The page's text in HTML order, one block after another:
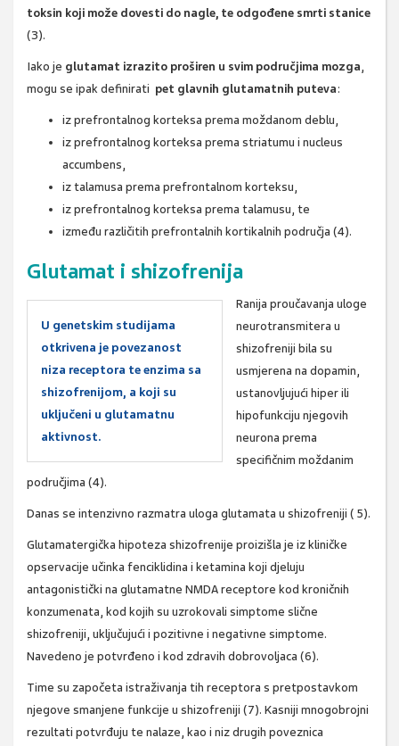
toksin koji može dovesti do nagle, te odgođene smrti stanice
(3).
Iako je glutamat izrazito proširen u svim područjima mozga,
mogu se ipak definirati pet glavnih glutamatnih puteva:
iz prefrontalnog korteksa prema moždanom deblu,
iz prefrontalnog korteksa prema striatumu i nucleus
accumbens,
iz talamusa prema prefrontalnom korteksu,
iz prefrontalnog korteksa prema talamusu, te
između različitih prefrontalnih kortikalnih područja (4).
Glutamat i shizofrenija
U genetskim studijama
otkrivena je povezanost
niza receptora te enzima sa
shizofrenijom, a koji su
uključeni u glutamatnu
aktivnost.
Ranija proučavanja uloge
neurotransmitera u
shizofreniji bila su
usmjerena na dopamin,
ustanovljujući hiper ili
hipofunkciju njegovih
neurona prema
specifičnim moždanim
područjima (4).
Danas se intenzivno razmatra uloga glutamata u shizofreniji ( 5).
Glutamatergička hipoteza shizofrenije proizišla je iz kliničke
opservacije učinka fenciklidina i ketamina koji djeluju
antagonistički na glutamatne NMDA receptore kod kroničnih
konzumenata, kod kojih su uzrokovali simptome slične
shizofreniji, uključujući i pozitivne i negativne simptome.
Navedeno je potvrđeno i kod zdravih dobrovoljaca (6).
Time su započeta istraživanja tih receptora s pretpostavkom
njegove smanjene funkcije u shizofreniji (7). Kasniji mnogobrojni
rezultati potvrđuju te nalaze, kao i niz drugih poveznica